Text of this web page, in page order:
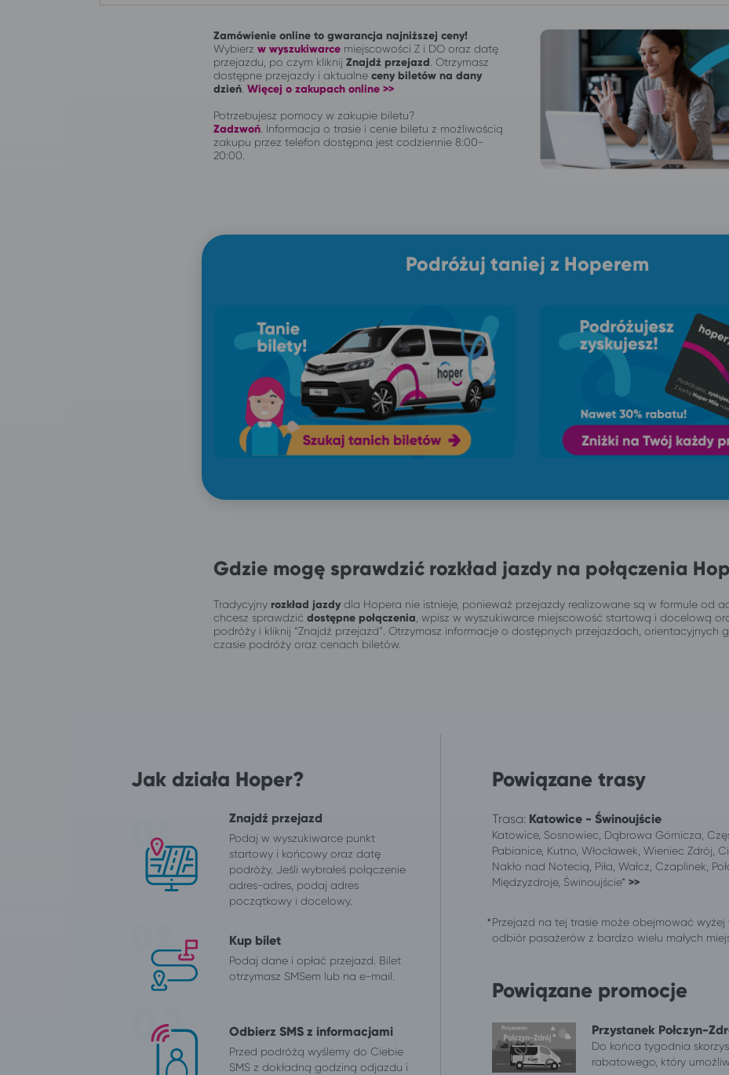
Zamówienie online to gwarancja najniższej ceny!
Wybierz w wyszukiwarce miejscowości Z i DO oraz datę
przejazdu, po czym kliknij Znajdź przejazd . Otrzymasz
dostępne przejazdy i aktualne ceny biletów na dany
dzień Więcej o zakupach online >>
Potrzebujesz pomocy w zakupie biletu?
Zadzwoń Informacja o trasie i cenie biletu z możliwością
zakupu przez telefon dostępna jest codziennie 8:00-
20:00.
Podróżuj taniej z Hoperem
Gdzie mogę sprawdzić rozkład jazdy na połączenia
Tradycyjny rozkład jazdydla Hopera nie istnieje, ponieważ przejazdy realizowane są w formule od
chcesz sprawdzić dostępne połączenia , wpisz w wyszukiwarce miejscowość startową i docelową
podróży i kliknij “Znajdź przejazd”. Otrzymasz informacje o dostępnych przejazdach, orientacyjnych
czasie podróży oraz cenach biletów.
Jak działa Hoper?
Znajdź przejazd
Podaj w wyszukiwarce punkt
startowy i końcowy oraz datę
podróży. Jeśli wybrałeś połączenie
adres-adres, podaj adres
początkowy i docelowy.
Kup bilet
Podaj dane i opłać przejazd. Bilet
otrzymasz SMSem lub na e-mail.
Odbierz SMS z informacjami
Przed podróżą wyślemy do Ciebie
SMS z dokładną godziną odjazdu i
Powiązane trasy
Trasa: Katowice - Świnoujście
Katowice, Sosnowiec, Dąbrowa Górnicza,
Pabianice, Kutno, Włocławek, Wieniec Zdrój,
Nakło nad Notecią, Piła, Wałcz, Czaplinek,
Międzyzdroje, Świnoujście* >>
Przejazd na tej trasie może obejmować
odbiór pasażerów z bardzo wielu małych
Powiązane promocje
Przystanek Połczyn-
Do końca tygodnia
rabatowego, który